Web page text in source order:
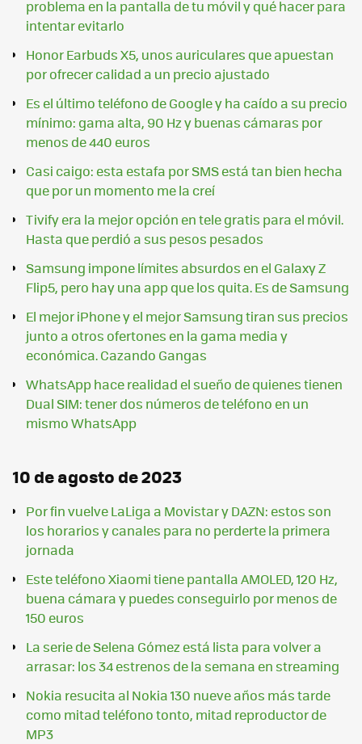
problema en la pantalla de tu móvil y qué hacer para
intentar evitarlo
Honor Earbuds X5, unos auriculares que apuestan
por ofrecer calidad a un precio ajustado
Es el último teléfono de Google y ha caído a su precio
mínimo: gama alta, 90 Hz y buenas cámaras por
menos de 440 euros
Casi caigo: esta estafa por SMS está tan bien hecha
que por un momento me la creí
Tivify era la mejor opción en tele gratis para el móvil.
Hasta que perdió a sus pesos pesados
Samsung impone límites absurdos en el Galaxy Z
Flip5, pero hay una app que los quita. Es de Samsung
El mejor iPhone y el mejor Samsung tiran sus precios
junto a otros ofertones en la gama media y
económica. Cazando Gangas
WhatsApp hace realidad el sueño de quienes tienen
Dual SIM: tener dos números de teléfono en un
mismo WhatsApp
10 de agosto de 2023
Por fin vuelve LaLiga a Movistar y DAZN: estos son
los horarios y canales para no perderte la primera
jornada
Este teléfono Xiaomi tiene pantalla AMOLED, 120 Hz,
buena cámara y puedes conseguirlo por menos de
150 euros
La serie de Selena Gómez está lista para volver a
arrasar: los 34 estrenos de la semana en streaming
Nokia resucita al Nokia 130 nueve años más tarde
como mitad teléfono tonto, mitad reproductor de
MP3